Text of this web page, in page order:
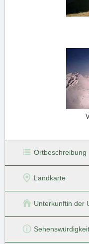
Ortbeschreibung
Landkarte
Unterkunftin der